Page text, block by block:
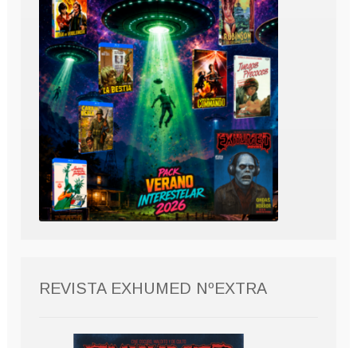
REVISTA EXHUMED NºEXTRA